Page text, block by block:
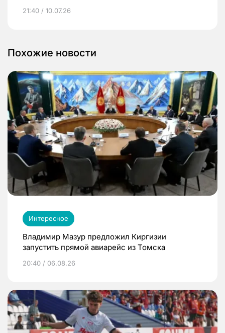
21:40 / 10.07.26
Похожие новости
Интересное
Владимир Мазур предложил Киргизии
запустить прямой авиарейс из Томска
20:40 / 06.08.26